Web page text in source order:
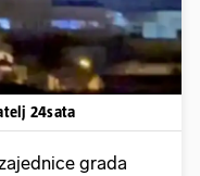
24sata
grada